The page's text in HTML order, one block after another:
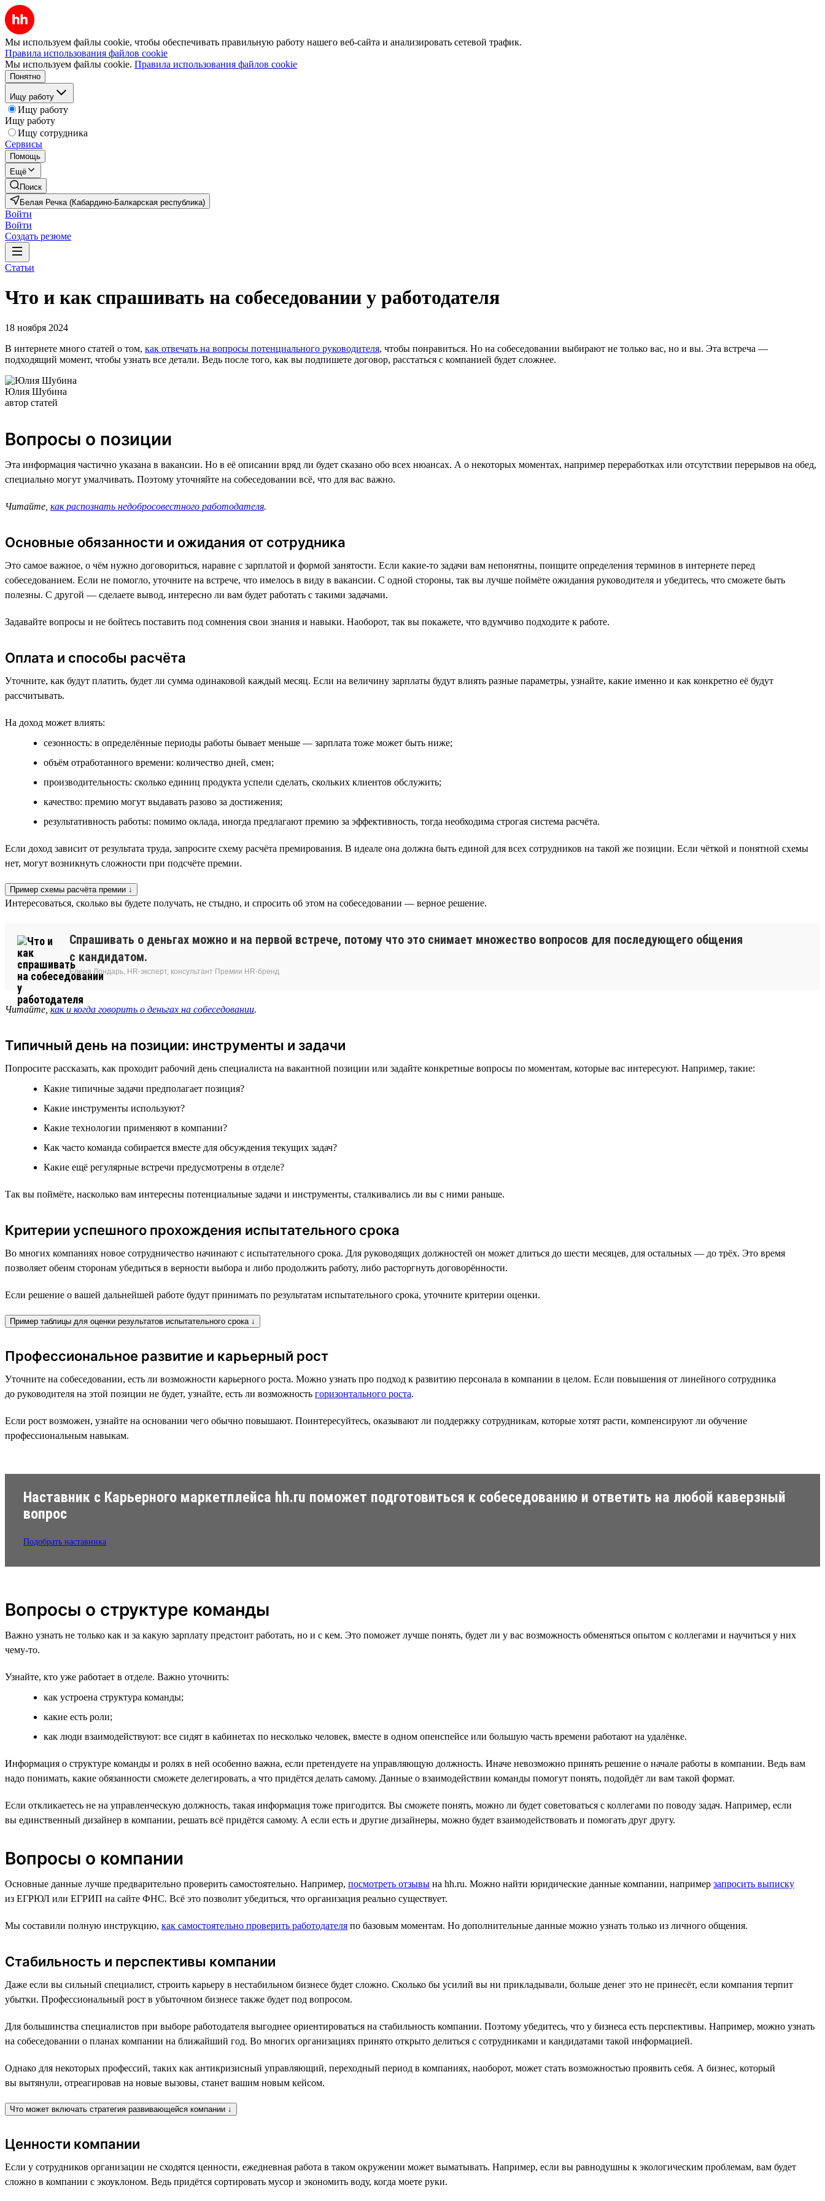
Мы используем файлы cookie, чтобы обеспечивать правильную работу нашего веб-сайта и анализировать сетевой трафик.
Правила использования файлов cookie
Мы используем файлы cookie. Правила использования файлов cookie
Понятно
Ищу работу
Ищу работу
Ищу работу
Ищу сотрудника
Сервисы
Помощь
Ещё
Поиск
Белая Речка (Кабардино-Балкарская республика)
Войти
Войти
Создать резюме
Статьи
Что и как спрашивать на собеседовании у работодателя
18 ноября 2024
В интернете много статей о том, как отвечать на вопросы потенциального руководителя, чтобы понравиться. Но на собеседовании выбирают не только вас, но и вы. Эта встреча —
подходящий момент, чтобы узнать все детали. Ведь после того, как вы подпишете договор, расстаться с компанией будет сложнее.
Юлия Шубина
автор статей
Вопросы о позиции
Эта информация частично указана в вакансии. Но в её описании вряд ли будет сказано обо всех нюансах. А о некоторых моментах, например переработках или отсутствии перерывов на обед,
специально могут умалчивать. Поэтому уточняйте на собеседовании всё, что для вас важно.
Читайте, как распознать недобросовестного работодателя.
Основные обязанности и ожидания от сотрудника
Это самое важное, о чём нужно договориться, наравне с зарплатой и формой занятости. Если какие-то задачи вам непонятны, поищите определения терминов в интернете перед
собеседованием. Если не помогло, уточните на встрече, что имелось в виду в вакансии. С одной стороны, так вы лучше поймёте ожидания руководителя и убедитесь, что сможете быть
полезны. С другой — сделаете вывод, интересно ли вам будет работать с такими задачами.
Задавайте вопросы и не бойтесь поставить под сомнения свои знания и навыки. Наоборот, так вы покажете, что вдумчиво подходите к работе.
Оплата и способы расчёта
Уточните, как будут платить, будет ли сумма одинаковой каждый месяц. Если на величину зарплаты будут влиять разные параметры, узнайте, какие именно и как конкретно её будут
рассчитывать.
На доход может влиять:
сезонность: в определённые периоды работы бывает меньше — зарплата тоже может быть ниже;
объём отработанного времени: количество дней, смен;
производительность: сколько единиц продукта успели сделать, скольких клиентов обслужить;
качество: премию могут выдавать разово за достижения;
результативность работы: помимо оклада, иногда предлагают премию за эффективность, тогда необходима строгая система расчёта.
Если доход зависит от результата труда, запросите схему расчёта премирования. В идеале она должна быть единой для всех сотрудников на такой же позиции. Если чёткой и понятной схемы
нет, могут возникнуть сложности при подсчёте премии.
Пример схемы расчёта премии ↓
Интересоваться, сколько вы будете получать, не стыдно, и спросить об этом на собеседовании — верное решение.
Спрашивать о деньгах можно и на первой встрече, потому что это снимает множество вопросов для последующего общения
с кандидатом.
Елена Лондарь, HR-эксперт, консультант Премии HR-бренд
Читайте, как и когда говорить о деньгах на собеседовании.
Типичный день на позиции: инструменты и задачи
Попросите рассказать, как проходит рабочий день специалиста на вакантной позиции или задайте конкретные вопросы по моментам, которые вас интересуют. Например, такие:
Какие типичные задачи предполагает позиция?
Какие инструменты используют?
Какие технологии применяют в компании?
Как часто команда собирается вместе для обсуждения текущих задач?
Какие ещё регулярные встречи предусмотрены в отделе?
Так вы поймёте, насколько вам интересны потенциальные задачи и инструменты, сталкивались ли вы с ними раньше.
Критерии успешного прохождения испытательного срока
Во многих компаниях новое сотрудничество начинают с испытательного срока. Для руководящих должностей он может длиться до шести месяцев, для остальных — до трёх. Это время
позволяет обеим сторонам убедиться в верности выбора и либо продолжить работу, либо расторгнуть договорённости.
Если решение о вашей дальнейшей работе будут принимать по результатам испытательного срока, уточните критерии оценки.
Пример таблицы для оценки результатов испытательного срока ↓
Профессиональное развитие и карьерный рост
Уточните на собеседовании, есть ли возможности карьерного роста. Можно узнать про подход к развитию персонала в компании в целом. Если повышения от линейного сотрудника
до руководителя на этой позиции не будет, узнайте, есть ли возможность горизонтального роста.
Если рост возможен, узнайте на основании чего обычно повышают. Поинтересуйтесь, оказывают ли поддержку сотрудникам, которые хотят расти, компенсируют ли обучение
профессиональным навыкам.
Наставник с Карьерного маркетплейса hh.ru поможет подготовиться к собеседованию и ответить на любой каверзный
вопрос
Подобрать наставника
Вопросы о структуре команды
Важно узнать не только как и за какую зарплату предстоит работать, но и с кем. Это поможет лучше понять, будет ли у вас возможность обменяться опытом с коллегами и научиться у них
чему-то.
Узнайте, кто уже работает в отделе. Важно уточнить:
как устроена структура команды;
какие есть роли;
как люди взаимодействуют: все сидят в кабинетах по несколько человек, вместе в одном опенспейсе или большую часть времени работают на удалёнке.
Информация о структуре команды и ролях в ней особенно важна, если претендуете на управляющую должность. Иначе невозможно принять решение о начале работы в компании. Ведь вам
надо понимать, какие обязанности сможете делегировать, а что придётся делать самому. Данные о взаимодействии команды помогут понять, подойдёт ли вам такой формат.
Если откликаетесь не на управленческую должность, такая информация тоже пригодится. Вы сможете понять, можно ли будет советоваться с коллегами по поводу задач. Например, если
вы единственный дизайнер в компании, решать всё придётся самому. А если есть и другие дизайнеры, можно будет взаимодействовать и помогать друг другу.
Вопросы о компании
Основные данные лучше предварительно проверить самостоятельно. Например, посмотреть отзывы на hh.ru. Можно найти юридические данные компании, например запросить выписку
из ЕГРЮЛ или ЕГРИП на сайте ФНС. Всё это позволит убедиться, что организация реально существует.
Мы составили полную инструкцию, как самостоятельно проверить работодателя по базовым моментам. Но дополнительные данные можно узнать только из личного общения.
Стабильность и перспективы компании
Даже если вы сильный специалист, строить карьеру в нестабильном бизнесе будет сложно. Сколько бы усилий вы ни прикладывали, больше денег это не принесёт, если компания терпит
убытки. Профессиональный рост в убыточном бизнесе также будет под вопросом.
Для большинства специалистов при выборе работодателя выгоднее ориентироваться на стабильность компании. Поэтому убедитесь, что у бизнеса есть перспективы. Например, можно узнать
на собеседовании о планах компании на ближайший год. Во многих организациях принято открыто делиться с сотрудниками и кандидатами такой информацией.
Однако для некоторых профессий, таких как антикризисный управляющий, переходный период в компаниях, наоборот, может стать возможностью проявить себя. А бизнес, который
вы вытянули, отреагировав на новые вызовы, станет вашим новым кейсом.
Что может включать стратегия развивающейся компании ↓
Ценности компании
Если у сотрудников организации не сходятся ценности, ежедневная работа в таком окружении может выматывать. Например, если вы равнодушны к экологическим проблемам, вам будет
сложно в компании с экоуклоном. Ведь придётся сортировать мусор и экономить воду, когда моете руки.